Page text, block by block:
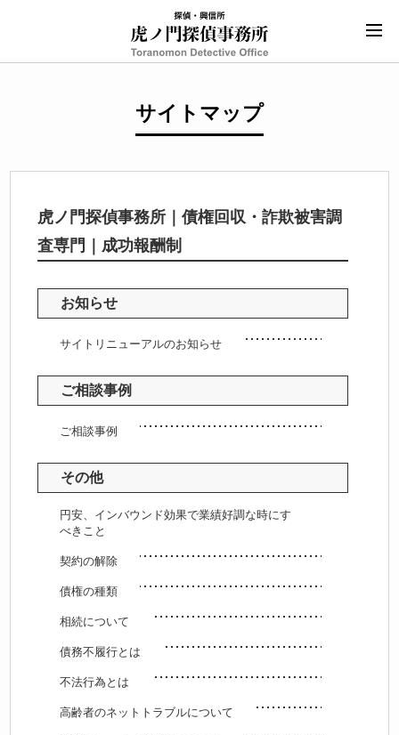
サイトマップ
虎ノ門探偵事務所｜債権回収・詐欺被害調
査専門｜成功報酬制
お知らせ
サイトリニューアルのお知らせ
ご相談事例
ご相談事例
その他
円安、インバウンド効果で業績好調な時にす
べきこと
契約の解除
債権の種類
相続について
債務不履行とは
不法行為とは
高齢者のネットトラブルについて